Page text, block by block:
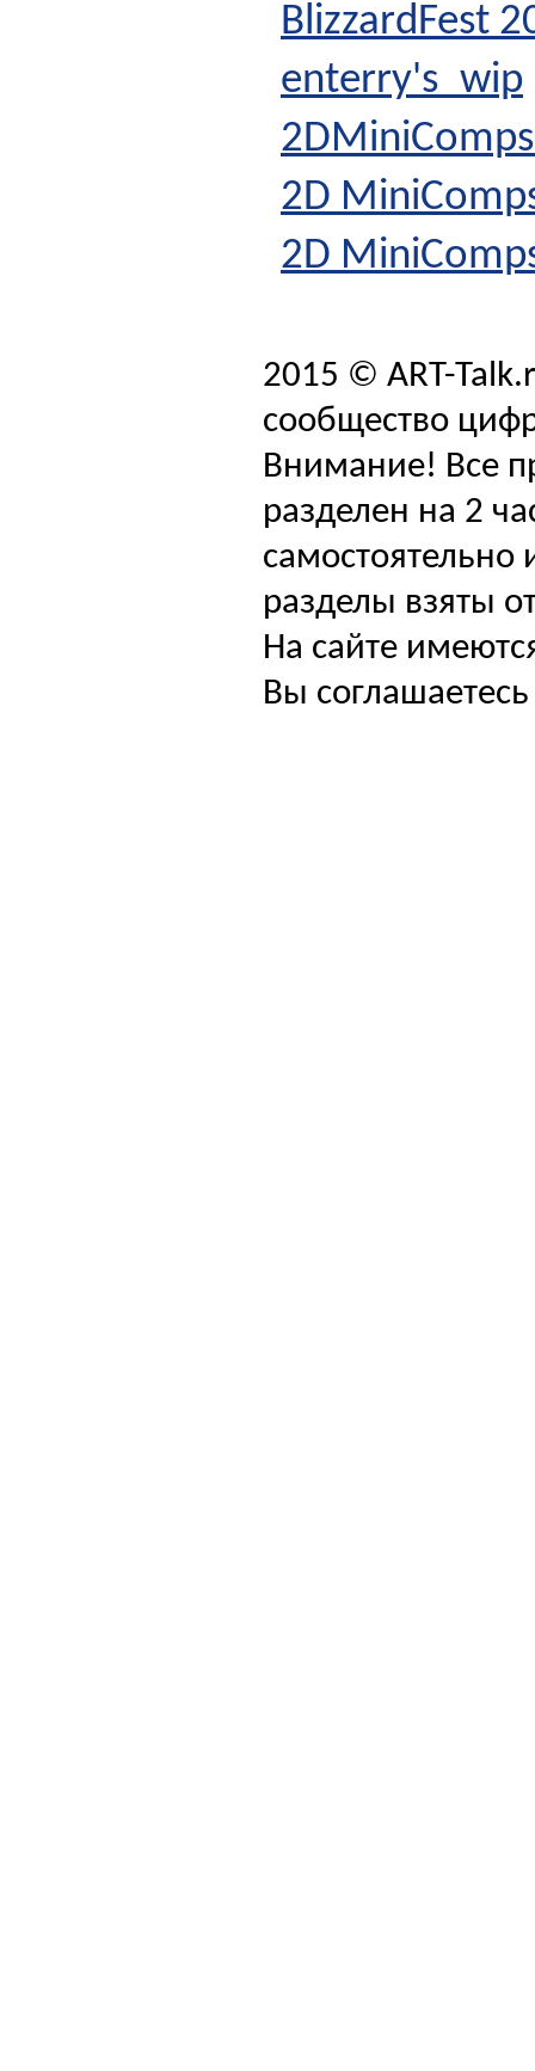
BlizzardFest
enterry's_wip
2D
2D
2015 © ART-
сообщество
Внимание! Все
разделен на 2
самостоятельно
разделы взяты
На сайте
Вы